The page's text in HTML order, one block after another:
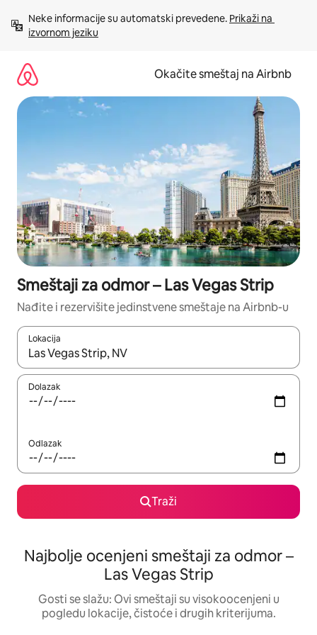
sadržaj
Neke informacije su automatski prevedene. Prikaži na
izvornom jeziku
Okačite smeštaj na Airbnb
Smeštaji za odmor – Las Vegas Strip
Nađite i rezervišite jedinstvene smeštaje na Airbnb-u
Lokacija
Kad su rezultati dostupni, možete da se krećete kroz njih
Dolazak
Odlazak
Traži
Najbolje ocenjeni smeštaji za odmor –
Las Vegas Strip
Gosti se slažu: Ovi smeštaji su visokoocenjeni u
pogledu lokacije, čistoće i drugih kriterijuma.